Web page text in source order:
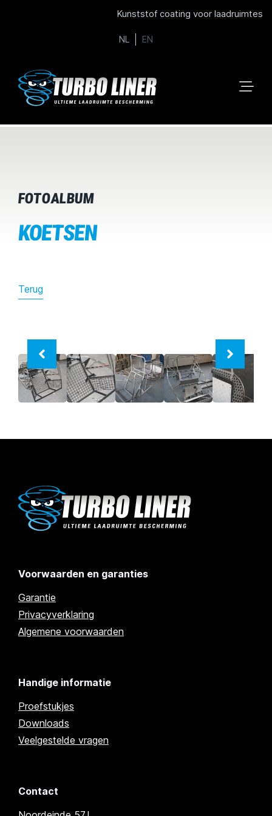
Kunststof coating voor laadruimtes
NL EN
FOTOALBUM
KOETSEN
Terug
Voorwaarden en garanties
Garantie
Privacyverklaring
Algemene voorwaarden
Handige informatie
Proefstukjes
Downloads
Veelgestelde vragen
Contact